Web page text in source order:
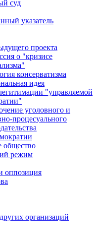
суд
указатель
проекта
о "кризисе
консерватизма
идея
"управляемой
уголовного и
процесуального
общество
режим
оппозиция
организаций